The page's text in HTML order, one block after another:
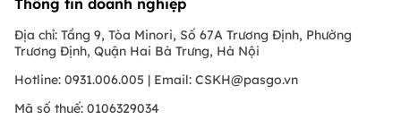
Thông tin doanh nghiệp
Địa chỉ: Tầng 9, Tòa Minori, Số 67A Trương Định, Phường
Trương Định, Quận Hai Bà Trưng, Hà Nội
Hotline: 0931.006.005 | Email: CSKH@pasgo.vn
Mã số thuế: 0106329034